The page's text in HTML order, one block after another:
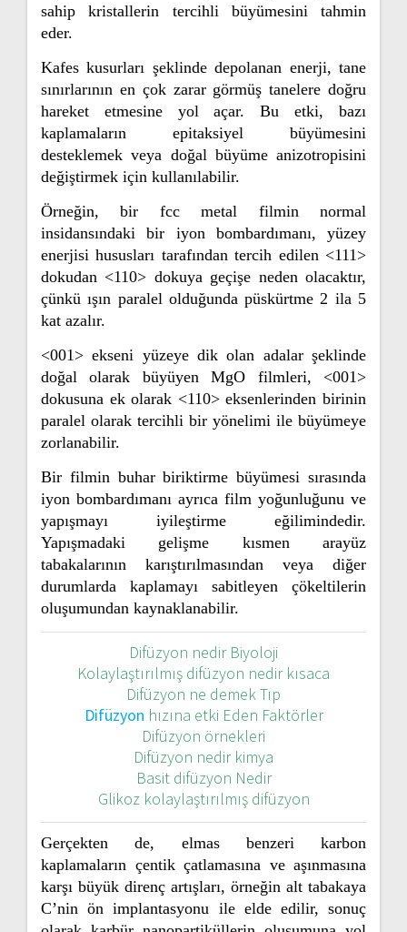
sahip kristallerin tercihli büyümesini tahmin
eder.
Kafes kusurları şeklinde depolanan enerji, tane
sınırlarının en çok zarar görmüş tanelere doğru
hareket etmesine yol açar. Bu etki, bazı
kaplamaların epitaksiyel büyümesini
desteklemek veya doğal büyüme anizotropisini
değiştirmek için kullanılabilir.
Örneğin, bir fcc metal filmin normal
insidansındaki bir iyon bombardımanı, yüzey
enerjisi hususları tarafından tercih edilen <111>
dokudan <110> dokuya geçişe neden olacaktır,
çünkü ışın paralel olduğunda püskürtme 2 ila 5
kat azalır.
<001> ekseni yüzeye dik olan adalar şeklinde
doğal olarak büyüyen MgO filmleri, <001>
dokusuna ek olarak <110> eksenlerinden birinin
paralel olarak tercihli bir yönelimi ile büyümeye
zorlanabilir.
Bir filmin buhar biriktirme büyümesi sırasında
iyon bombardımanı ayrıca film yoğunluğunu ve
yapışmayı iyileştirme eğilimindedir.
Yapışmadaki gelişme kısmen arayüz
tabakalarının karıştırılmasından veya diğer
durumlarda kaplamayı sabitleyen çökeltilerin
oluşumundan kaynaklanabilir.
Difüzyon nedir Biyoloji
Kolaylaştırılmış difüzyon nedir kısaca
Difüzyon ne demek Tıp
Difüzyon hızına etki Eden Faktörler
Difüzyon örnekleri
Difüzyon nedir kimya
Basit difüzyon Nedir
Glikoz kolaylaştırılmış difüzyon
Gerçekten de, elmas benzeri karbon
kaplamaların çentik çatlamasına ve aşınmasına
karşı büyük direnç artışları, örneğin alt tabakaya
C’nin ön implantasyonu ile elde edilir, sonuç